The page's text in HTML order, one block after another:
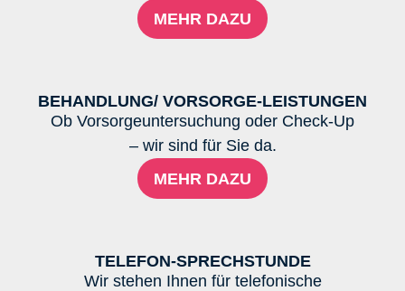
MEHR DAZU
BEHANDLUNG/ VORSORGE-LEISTUNGEN
Ob Vorsorgeuntersuchung oder Check-Up
– wir sind für Sie da.
MEHR DAZU
TELEFON-SPRECHSTUNDE
Wir stehen Ihnen für telefonische